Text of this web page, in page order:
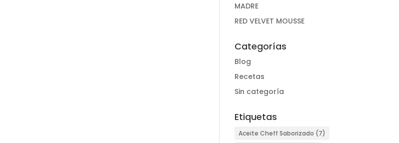
MADRE
RED VELVET MOUSSE
Categorías
Blog
Recetas
Sin categoría
Etiquetas
Aceite Cheff Saborizado (7)